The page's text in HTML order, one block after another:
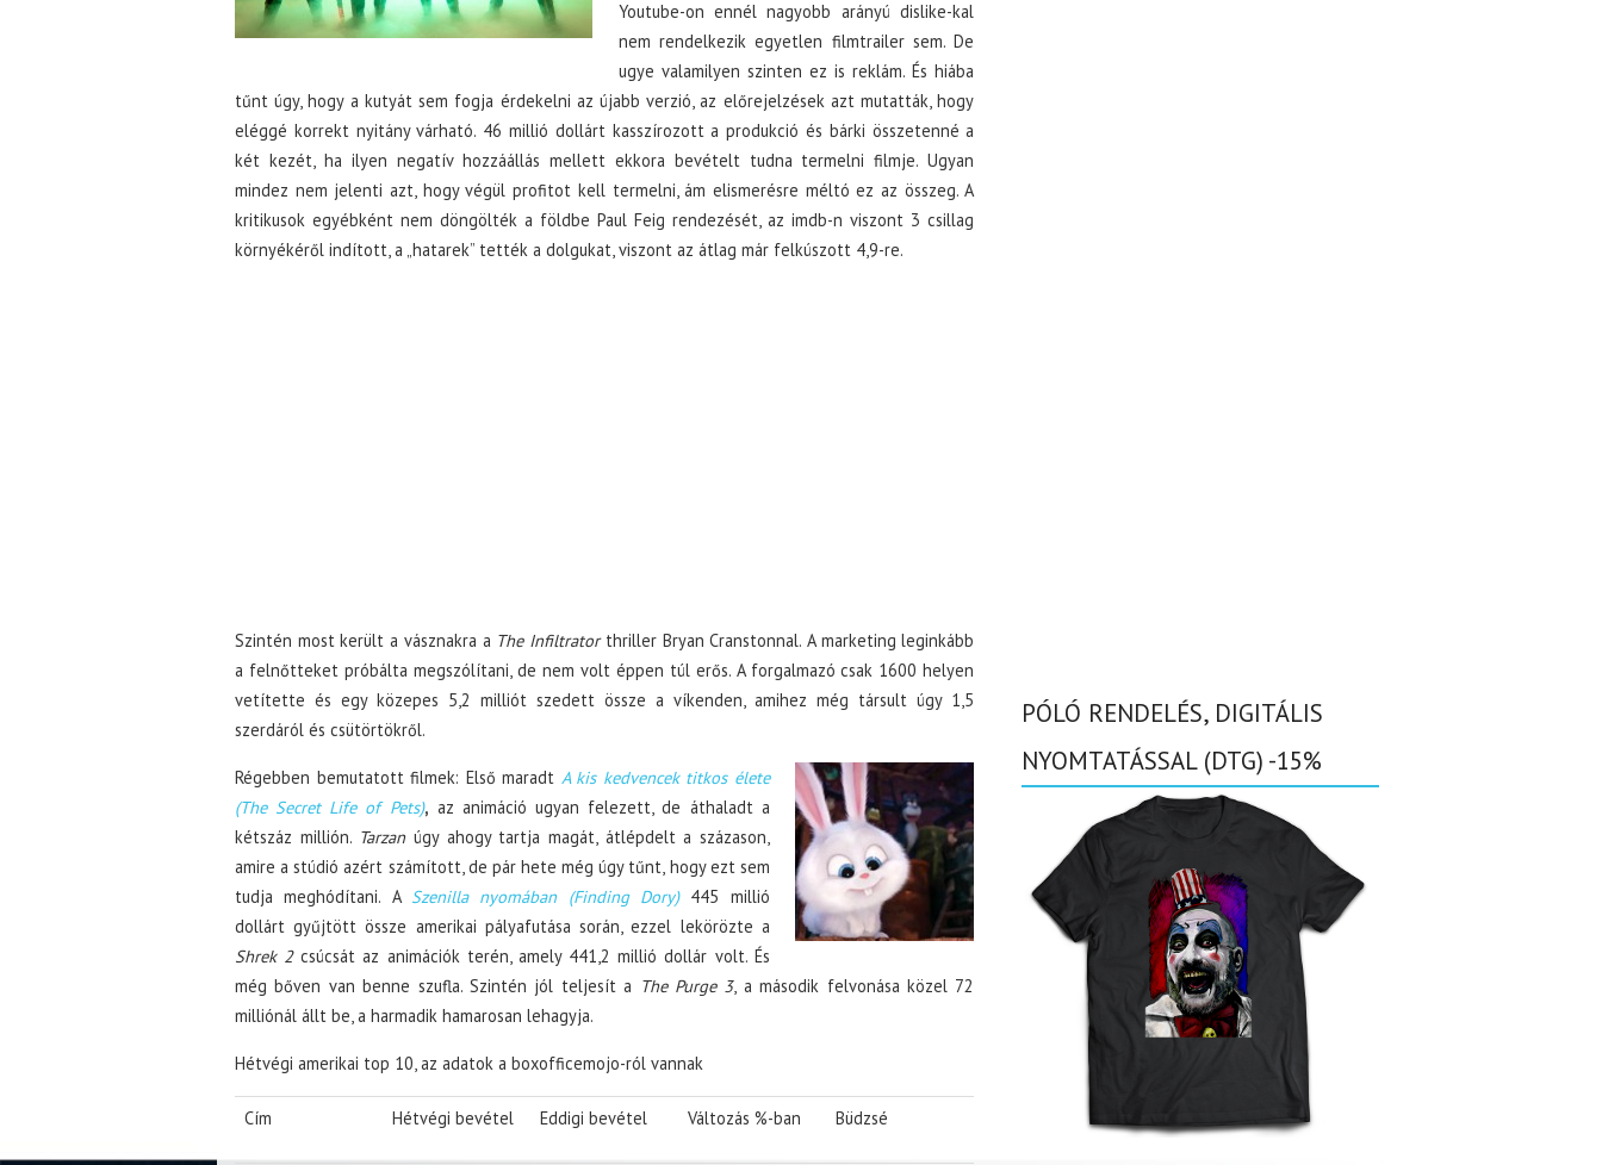
Youtube-on ennél nagyobb arányú dislike-kal
nem rendelkezik egyetlen filmtrailer sem. De
ugye valamilyen szinten ez is reklám. És hiába
tűnt úgy, hogy a kutyát sem fogja érdekelni az újabb verzió, az előrejelzések azt mutatták, hogy
eléggé korrekt nyitány várható. 46 millió dollárt kasszírozott a produkció és bárki összetenné a
két kezét, ha ilyen negatív hozzáállás mellett ekkora bevételt tudna termelni filmje. Ugyan
mindez nem jelenti azt, hogy végül profitot kell termelni, ám elismerésre méltó ez az összeg. A
kritikusok egyébként nem döngölték a földbe Paul Feig rendezését, az imdb-n viszont 3 csillag
környékéről indított, a „hatarek” tették a dolgukat, viszont az átlag már felkúszott 4,9-re.
Szintén most került a vásznakra a The Infiltratorthriller Bryan Cranstonnal. A marketing leginkább
a felnőtteket próbálta megszólítani, de nem volt éppen túl erős. A forgalmazó csak 1600 helyen
vetítette és egy közepes 5,2 milliót szedett össze a víkenden, amihez még társult úgy 1,5
szerdáról és csütörtökről.
Régebben bemutatott filmek: Első maradt A kis kedvencek titkos élete
(The Secret Life of Pets), az animáció ugyan felezett, de áthaladt a
kétszáz millión. Tarzanúgy ahogy tartja magát, átlépdelt a százason,
amire a stúdió azért számított, de pár hete még úgy tűnt, hogy ezt sem
tudja meghódítani. A Szenilla nyomában (Finding Dory)445 millió
dollárt gyűjtött össze amerikai pályafutása során, ezzel lekörözte a
Shrek 2csúcsát az animációk terén, amely 441,2 millió dollár volt. És
még bőven van benne szufla. Szintén jól teljesít a The Purge 3, a második felvonása közel 72
milliónál állt be, a harmadik hamarosan lehagyja.
Hétvégi amerikai top 10, az adatok a boxofficemojo-ról vannak
Cím Hétvégi bevétel Eddigi bevétel Változás %-ban Büdzsé
PÓLÓ RENDELÉS, DIGITÁLIS
NYOMTATÁSSAL (DTG) -15%